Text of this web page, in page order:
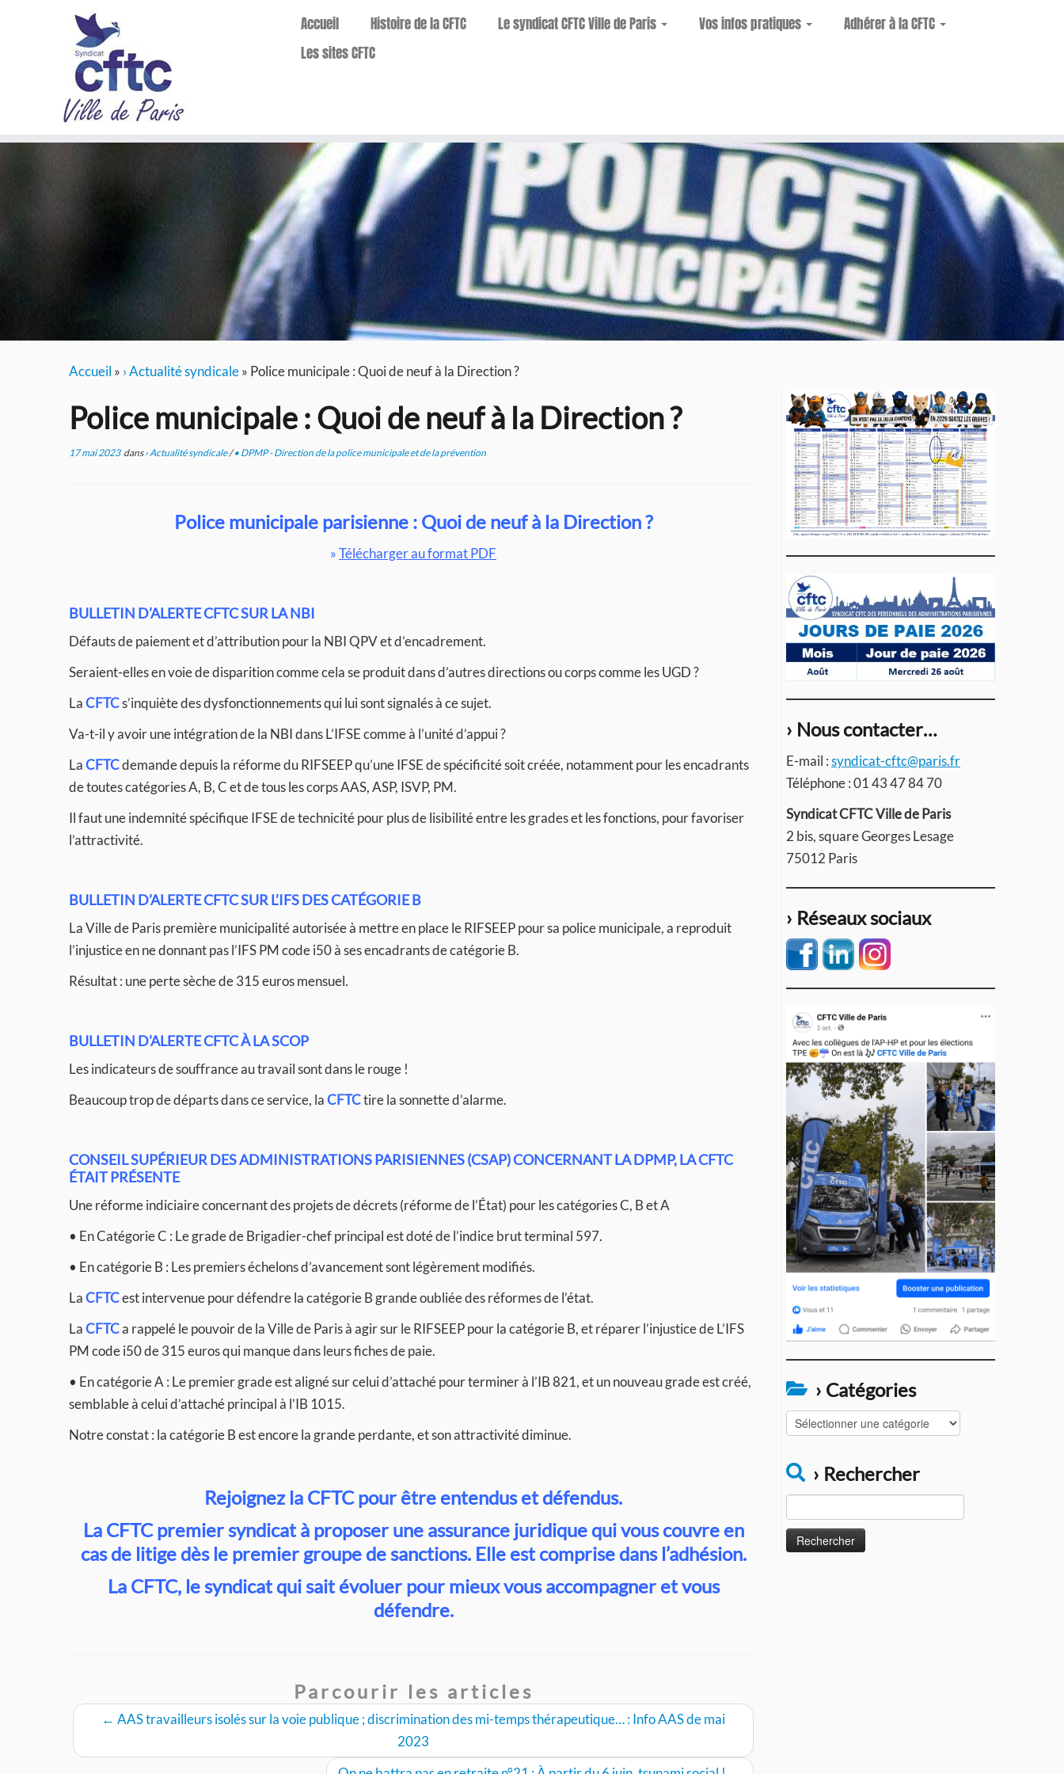
Accueil Histoire de la CFTC Le syndicat CFTC Ville de Paris Vos infos pratiques
Adhérer à la CFTC
Les sites CFTC
Accueil » › Actualité syndicale» Police municipale : Quoi de neuf à la Direction ?
Police municipale : Quoi de neuf à la Direction ?
17 mai 2023dans› Actualité syndicale/• DPMP - Direction de la police municipale et de la prévention
Police municipale parisienne : Quoi de neuf à la Direction ?
»Télécharger au format PDF
BULLETIN D’ALERTE CFTC SUR LA NBI
Défauts de paiement et d’attribution pour la NBI QPV et d’encadrement.
Seraient-elles en voie de disparition comme cela se produit dans d’autres directions ou corps comme les UGD ?
LaCFTCs’inquiète des dysfonctionnements qui lui sont signalés à ce sujet.
Va-t-il y avoir une intégration de la NBI dans L’IFSE comme à l’unité d’appui ?
LaCFTCdemande depuis la réforme du RIFSEEP qu’une IFSE de spécificité soit créée, notamment pour les encadrants
de toutes catégories A, B, C et de tous les corps AAS, ASP, ISVP, PM.
Il faut une indemnité spécifique IFSE de technicité pour plus de lisibilité entre les grades et les fonctions, pour favoriser
l’attractivité.
BULLETIN D’ALERTE CFTC SUR L’IFS DES CATÉGORIE B
La Ville de Paris première municipalité autorisée à mettre en place le RIFSEEP pour sa police municipale, a reproduit
l’injustice en ne donnant pas l’IFS PM code i50 à ses encadrants de catégorie B.
Résultat : une perte sèche de 315 euros mensuel.
BULLETIN D’ALERTE CFTC À LA SCOP
Les indicateurs de souffrance au travail sont dans le rouge !
Beaucoup trop de départs dans ce service, laCFTCtire la sonnette d’alarme.
CONSEIL SUPÉRIEUR DES ADMINISTRATIONS PARISIENNES (CSAP) CONCERNANT LA DPMP, LA CFTC
ÉTAIT PRÉSENTE
Une réforme indiciaire concernant des projets de décrets (réforme de l’État) pour les catégories C, B et A
• En Catégorie C : Le grade de Brigadier-chef principal est doté de l’indice brut terminal 597.
• En catégorie B : Les premiers échelons d’avancement sont légèrement modifiés.
LaCFTCest intervenue pour défendre la catégorie B grande oubliée des réformes de l’état.
LaCFTCa rappelé le pouvoir de la Ville de Paris à agir sur le RIFSEEP pour la catégorie B, et réparer l’injustice de L’IFS
PM code i50 de 315 euros qui manque dans leurs fiches de paie.
• En catégorie A : Le premier grade est aligné sur celui d’attaché pour terminer à l’IB 821, et un nouveau grade est créé,
semblable à celui d’attaché principal à l’IB 1015.
Notre constat : la catégorie B est encore la grande perdante, et son attractivité diminue.
Rejoignez la CFTC pour être entendus et défendus.
La CFTC premier syndicat à proposer une assurance juridique qui vous couvre en
cas de litige dès le premier groupe de sanctions. Elle est comprise dans l’adhésion.
La CFTC, le syndicat qui sait évoluer pour mieux vous accompagner et vous
défendre.
Parcourir les articles
← AAS travailleurs isolés sur la voie publique ; discrimination des mi-temps thérapeutique… : Info AAS de mai
2023
› Nous contacter…
E-mail :syndicat-cftc@paris.fr
Téléphone : 01 43 47 84 70
Syndicat CFTC Ville de Paris
2 bis, square Georges Lesage
75012 Paris
› Réseaux sociaux
› Catégories
Catégories
› Rechercher